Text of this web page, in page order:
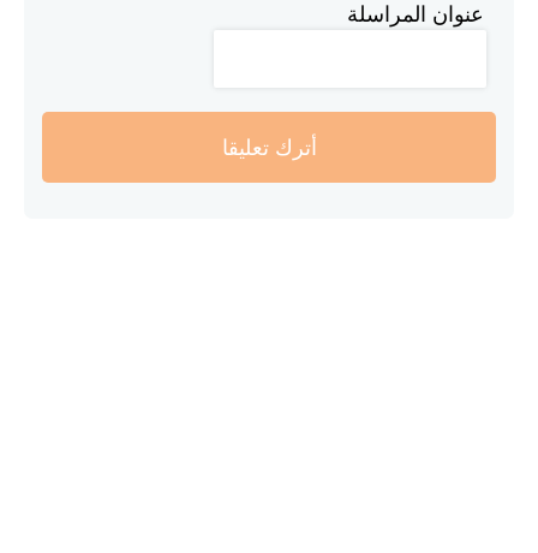
عنوان المراسلة
أترك تعليقا